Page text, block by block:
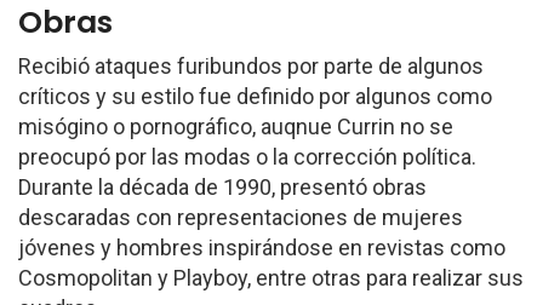
Obras
Recibió ataques furibundos por parte de algunos
críticos y su estilo fue definido por algunos como
misógino o pornográfico, auqnue Currin no se
preocupó por las modas o la corrección política.
Durante la década de 1990, presentó obras
descaradas con representaciones de mujeres
jóvenes y hombres inspirándose en revistas como
Cosmopolitan y Playboy, entre otras para realizar sus